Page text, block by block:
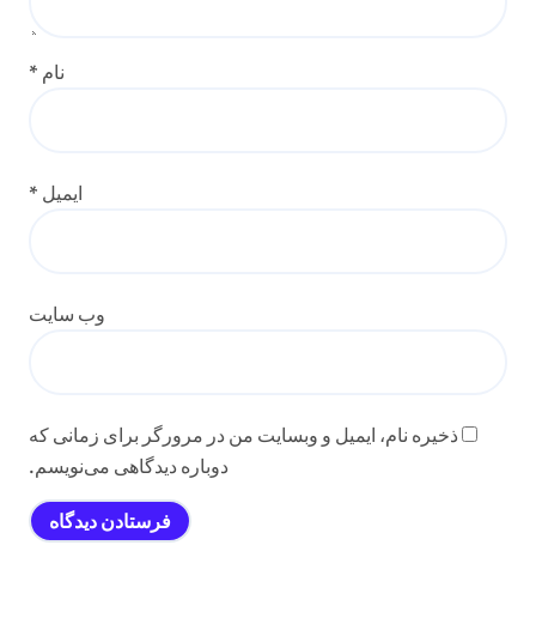
نام *
ایمیل *
وب‌ سایت
ذخیره نام، ایمیل و وبسایت من در مرورگر برای زمانی که
دوباره دیدگاهی می‌نویسم.